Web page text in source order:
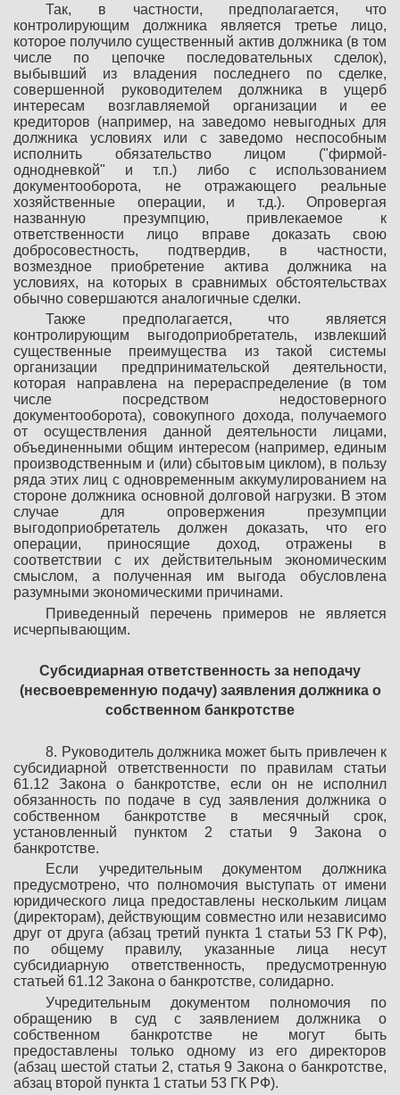
Так, в частности, предполагается, что
контролирующим должника является третье лицо,
которое получило существенный актив должника (в том
числе по цепочке последовательных сделок),
выбывший из владения последнего по сделке,
совершенной руководителем должника в ущерб
интересам возглавляемой организации и ее
кредиторов (например, на заведомо невыгодных для
должника условиях или с заведомо неспособным
исполнить обязательство лицом ("фирмой-
однодневкой" и т.п.) либо с использованием
документооборота, не отражающего реальные
хозяйственные операции, и т.д.). Опровергая
названную презумпцию, привлекаемое к
ответственности лицо вправе доказать свою
добросовестность, подтвердив, в частности,
возмездное приобретение актива должника на
условиях, на которых в сравнимых обстоятельствах
обычно совершаются аналогичные сделки.
Также предполагается, что является
контролирующим выгодоприобретатель, извлекший
существенные преимущества из такой системы
организации предпринимательской деятельности,
которая направлена на перераспределение (в том
числе посредством недостоверного
документооборота), совокупного дохода, получаемого
от осуществления данной деятельности лицами,
объединенными общим интересом (например, единым
производственным и (или) сбытовым циклом), в пользу
ряда этих лиц с одновременным аккумулированием на
стороне должника основной долговой нагрузки. В этом
случае для опровержения презумпции
выгодоприобретатель должен доказать, что его
операции, приносящие доход, отражены в
соответствии с их действительным экономическим
смыслом, а полученная им выгода обусловлена
разумными экономическими причинами.
Приведенный перечень примеров не является
исчерпывающим.
Субсидиарная ответственность за неподачу
(несвоевременную подачу) заявления должника о
собственном банкротстве
8. Руководитель должника может быть привлечен к
субсидиарной ответственности по правилам статьи
61.12 Закона о банкротстве, если он не исполнил
обязанность по подаче в суд заявления должника о
собственном банкротстве в месячный срок,
установленный пунктом 2 статьи 9 Закона о
банкротстве.
Если учредительным документом должника
предусмотрено, что полномочия выступать от имени
юридического лица предоставлены нескольким лицам
(директорам), действующим совместно или независимо
друг от друга (абзац третий пункта 1 статьи 53 ГК РФ),
по общему правилу, указанные лица несут
субсидиарную ответственность, предусмотренную
статьей 61.12 Закона о банкротстве, солидарно.
Учредительным документом полномочия по
обращению в суд с заявлением должника о
собственном банкротстве не могут быть
предоставлены только одному из его директоров
(абзац шестой статьи 2, статья 9 Закона о банкротстве,
абзац второй пункта 1 статьи 53 ГК РФ).